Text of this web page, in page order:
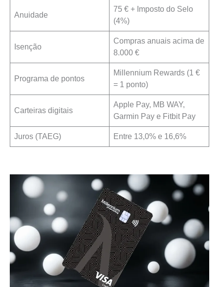
Anuidade
75 € + Imposto do Selo
(4%)
Isenção
Compras anuais acima de
8.000 €
Programa de pontos
Millennium Rewards (1 €
= 1 ponto)
Carteiras digitais
Apple Pay, MB WAY,
Garmin Pay e Fitbit Pay
Juros (TAEG) Entre 13,0% e 16,6%